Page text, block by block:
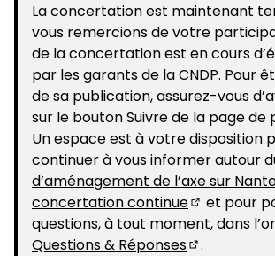
La concertation est maintenant
vous remercions de votre
de la concertation est en cours
par les garants de la CNDP. Pour
de sa publication, assurez-vous
sur le bouton Suivre de la page de
Un espace est à votre disposition
continuer à vous informer autour
d’aménagement de l’axe sur
concertation continue
(S'ouvre
et pour
questions, à tout moment, dans
Questions & Réponses
.